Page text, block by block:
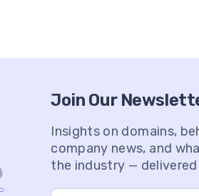
Join Our
Insights on domains,
company news, and
the industry —